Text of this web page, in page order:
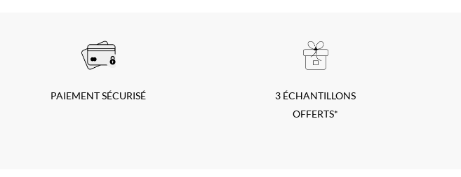
PAIEMENT SÉCURISÉ
3 ÉCHANTILLONS
OFFERTS*